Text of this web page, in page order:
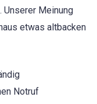
Meinung
etwas altbacken
Notruf